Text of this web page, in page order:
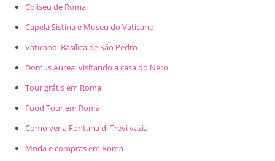
Coliseu de Roma
Capela Sistina e Museu do Vaticano
Vaticano: Basílica de São Pedro
Domus Aurea: visitando a casa do Nero
Tour grátis em Roma
Food Tour em Roma
Como ver a Fontana di Trevi vazia
Moda e compras em Roma